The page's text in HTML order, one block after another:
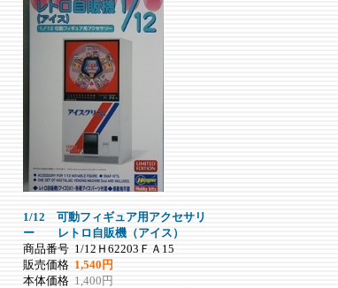
1/12 可動フィギュア用アクセサリ
ー レトロ自販機（アイス）
商品番号 1/12Ｈ62203ＦＡ15
販売価格 1,540円
本体価格 1,400円